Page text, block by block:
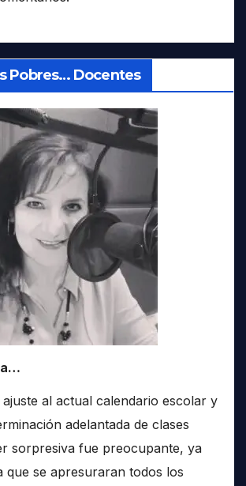
Pobres… Docentes
ajuste al actual calendario escolar y
adelantada de clases
sorpresiva fue preocupante, ya
que se apresuraran todos los